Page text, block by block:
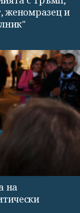
женомразец и
на